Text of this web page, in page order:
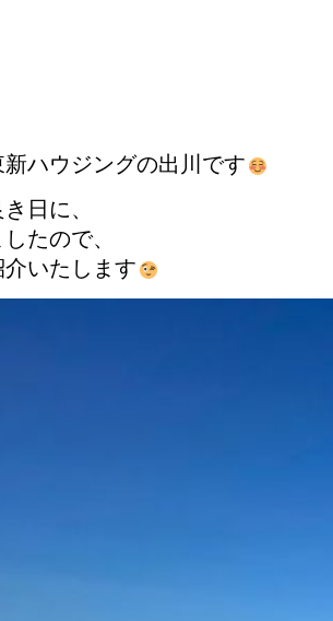
ハウジングの出川です
日に、
たので、
いたします